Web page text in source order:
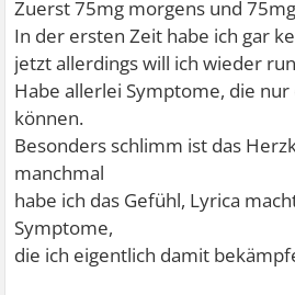
Zuerst 75mg morgens und
In der ersten Zeit habe ich gar
jetzt allerdings will ich wieder
Habe allerlei Symptome, die
können.
Besonders schlimm ist das
manchmal
habe ich das Gefühl, Lyrica
Symptome,
die ich eigentlich damit